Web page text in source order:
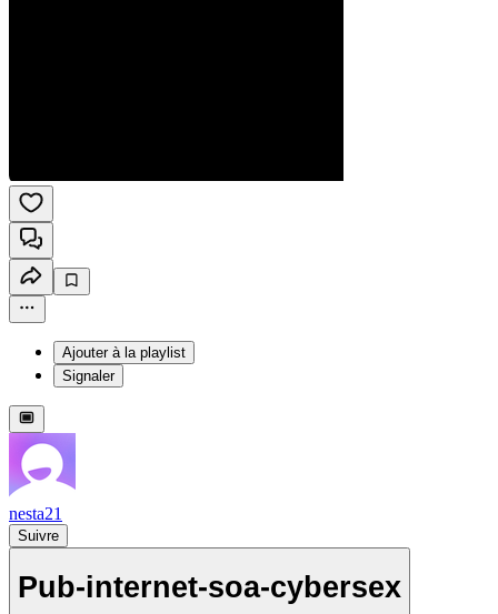
Ajouter à la playlist
Signaler
nesta21
Suivre
Pub-internet-soa-cybersex